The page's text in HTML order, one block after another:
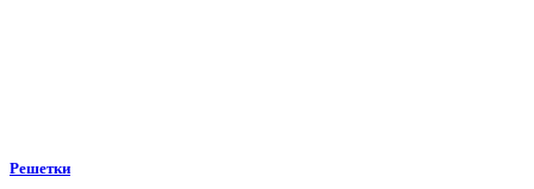
Решетки